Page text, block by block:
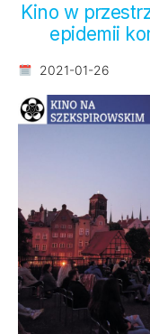
Kino w
epidemii
2021-01-26